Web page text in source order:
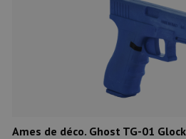
Ames de déco. Ghost TG-01
NOS CATÉGORIES PRINCIPALES
Lampes et accessoires